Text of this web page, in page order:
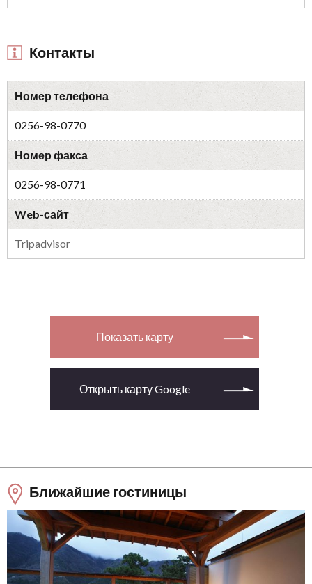
Контакты
Номер телефона
0256-98-0770
Номер факса
0256-98-0771
Web-сайт
Tripadvisor
Показать карту
Открыть карту Google
Ближайшие гостиницы